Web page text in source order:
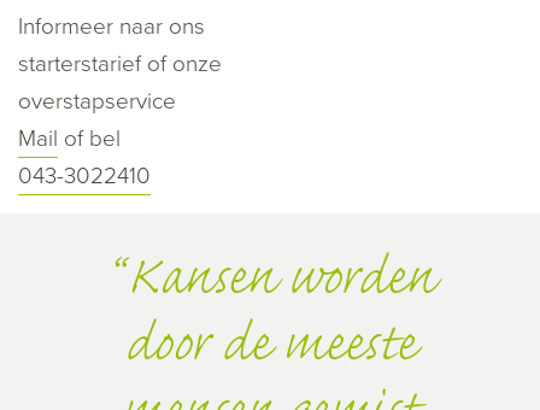
Informeer naar ons
starterstarief of onze
overstapservice
Mail of bel
043-3022410
Kansen worden
door de meeste